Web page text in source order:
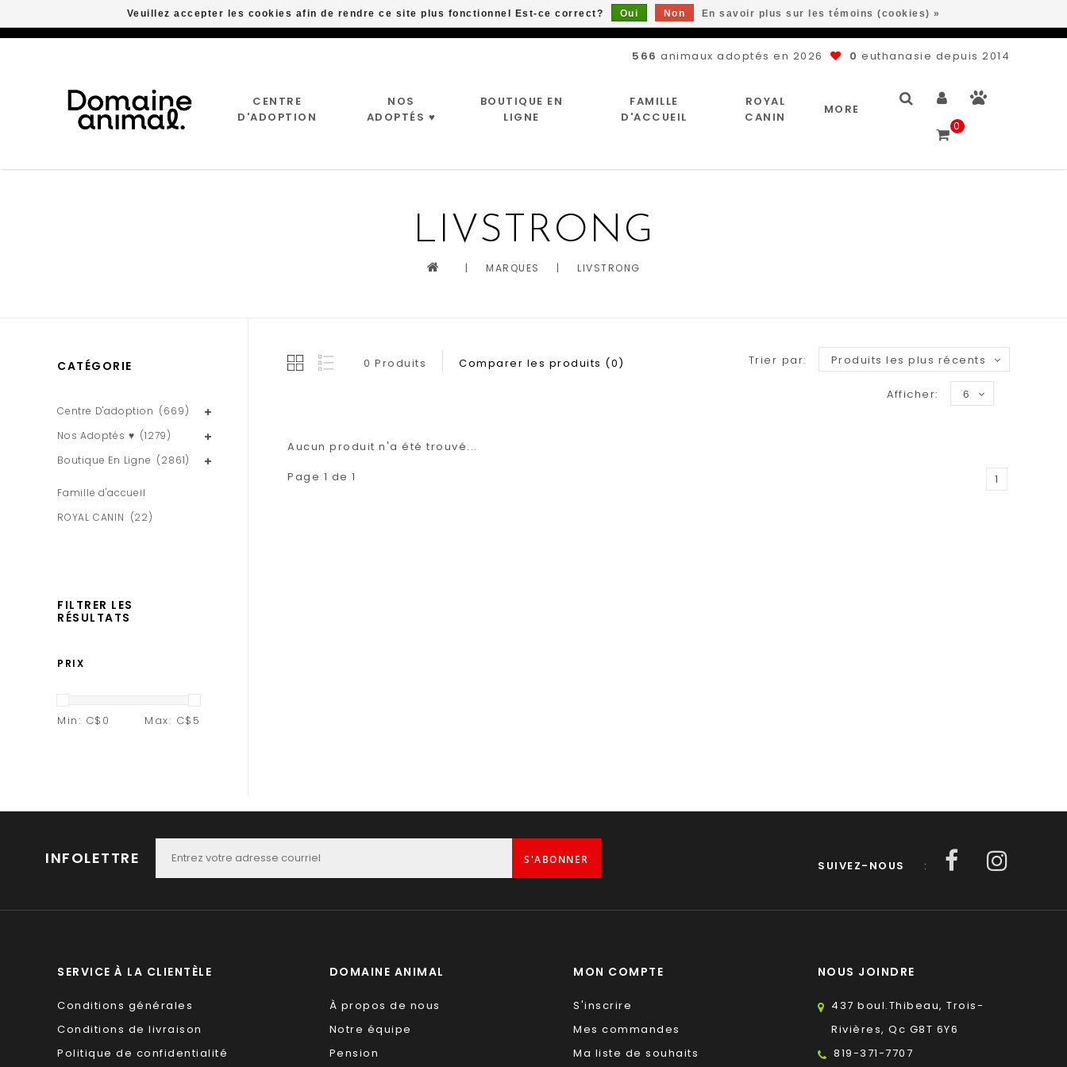
566 animaux adoptés en 2026 0 euthanasie depuis 2014
CENTRE
D'ADOPTION
NOS
ADOPTÉS ♥
BOUTIQUE EN
LIGNE
FAMILLE
D'ACCUEIL
ROYAL
CANIN
MORE
0
LIVSTRONG
| MARQUES | LIVSTRONG
CATÉGORIE
Centre D'adoption (669)
Nos Adoptés ♥ (1279)
Boutique En Ligne (2861)
Famille d'accueil
ROYAL CANIN (22)
FILTRER LES
RÉSULTATS
PRIX
Min: C$ 0 Max: C$ 5
0 Produits Comparer les produits (0) Trier par: Produits les plus récents
Afficher: 6
Aucun produit n'a été trouvé...
Page 1 de 1
1
INFOLETTRE S'ABONNER SUIVEZ-NOUS :
SERVICE À LA CLIENTÈLE
Conditions générales
Conditions de livraison
Politique de confidentialité
DOMAINE ANIMAL
À propos de nous
Notre équipe
Pension
MON COMPTE
S'inscrire
Mes commandes
Ma liste de souhaits
NOUS JOINDRE
437 boul.Thibeau, Trois-
Rivières, Qc G8T 6Y6
819-371-7707
Veuillez accepter les cookies afin de rendre ce site plus fonctionnel Est-ce correct? Oui Non En savoir plus sur les témoins (cookies) »
Livraison gratuite à partir de 89$*